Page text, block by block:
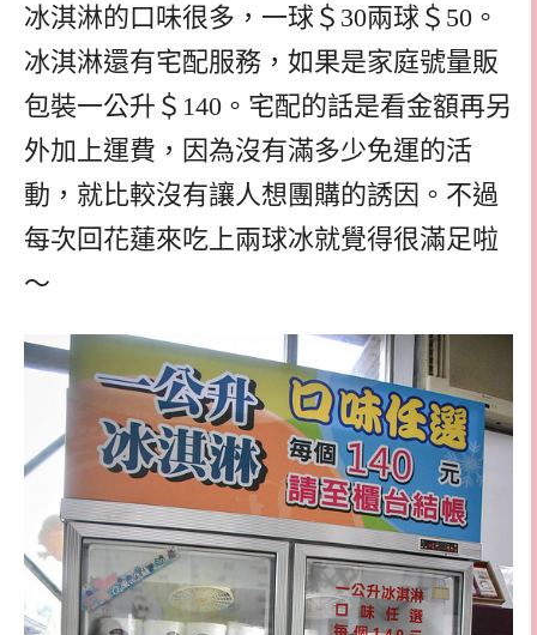
冰淇淋的口味很多，一球＄30兩球＄50。
冰淇淋還有宅配服務，如果是家庭號量販
包裝一公升＄140。宅配的話是看金額再另
外加上運費，因為沒有滿多少免運的活
動，就比較沒有讓人想團購的誘因。不過
每次回花蓮來吃上兩球冰就覺得很滿足啦
～